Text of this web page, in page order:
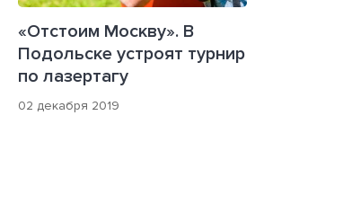
«Отстоим Москву». В
Подольске устроят турнир
по лазертагу
02 декабря 2019